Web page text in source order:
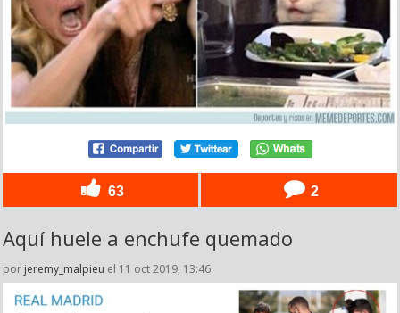
63 2
Aquí huele a enchufe quemado
por jeremy_malpieu el 11 oct 2019, 13:46